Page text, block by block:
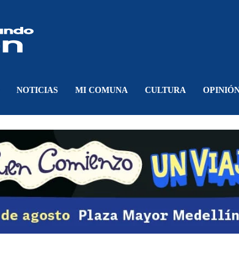
Belén
NOTICIAS MI COMUNA CULTURA